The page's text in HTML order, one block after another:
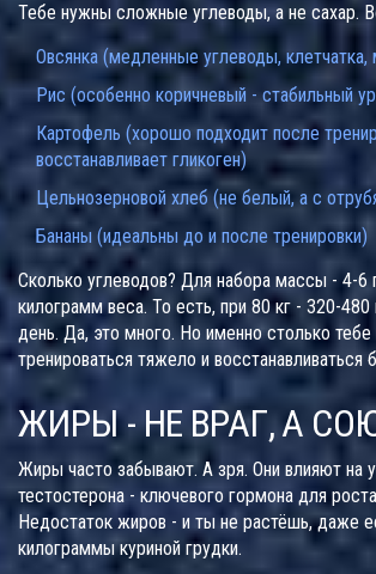
Тебе нужны сложные углеводы, а не сахар.
Овсянка (медленные углеводы, клетчатка,
Рис (особенно коричневый - стабильный
Картофель (хорошо подходит после
восстанавливает гликоген)
Цельнозерновой хлеб (не белый, а с
Бананы (идеальны до и после тренировки)
Сколько углеводов? Для набора массы - 4-6
килограмм веса. То есть, при 80 кг - 320-480
день. Да, это много. Но именно столько
тренироваться тяжело и восстанавливаться
ЖИРЫ - НЕ ВРАГ, А
Жиры часто забывают. А зря. Они влияют на
тестостерона - ключевого гормона для
Недостаток жиров - и ты не растёшь, даже
килограммы куриной грудки.